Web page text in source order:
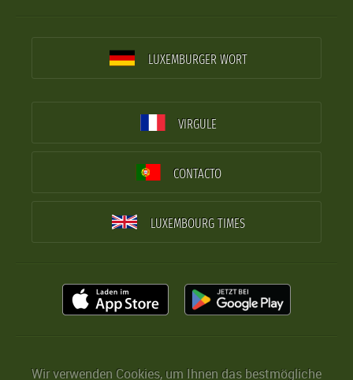
LUXEMBURGER WORT
VIRGULE
CONTACTO
LUXEMBOURG TIMES
Wir verwenden Cookies, um Ihnen das bestmögliche